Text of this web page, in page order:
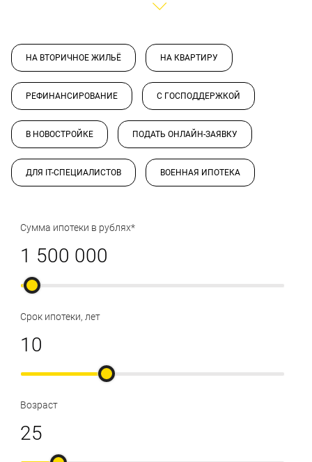
НА ВТОРИЧНОЕ ЖИЛЬЁ НА КВАРТИРУ
РЕФИНАНСИРОВАНИЕ С ГОСПОДДЕРЖКОЙ
В НОВОСТРОЙКЕ ПОДАТЬ ОНЛАЙН-ЗАЯВКУ
ДЛЯ IT-СПЕЦИАЛИСТОВ ВОЕННАЯ ИПОТЕКА
Сумма ипотеки в рублях*
Срок ипотеки, лет
Возраст